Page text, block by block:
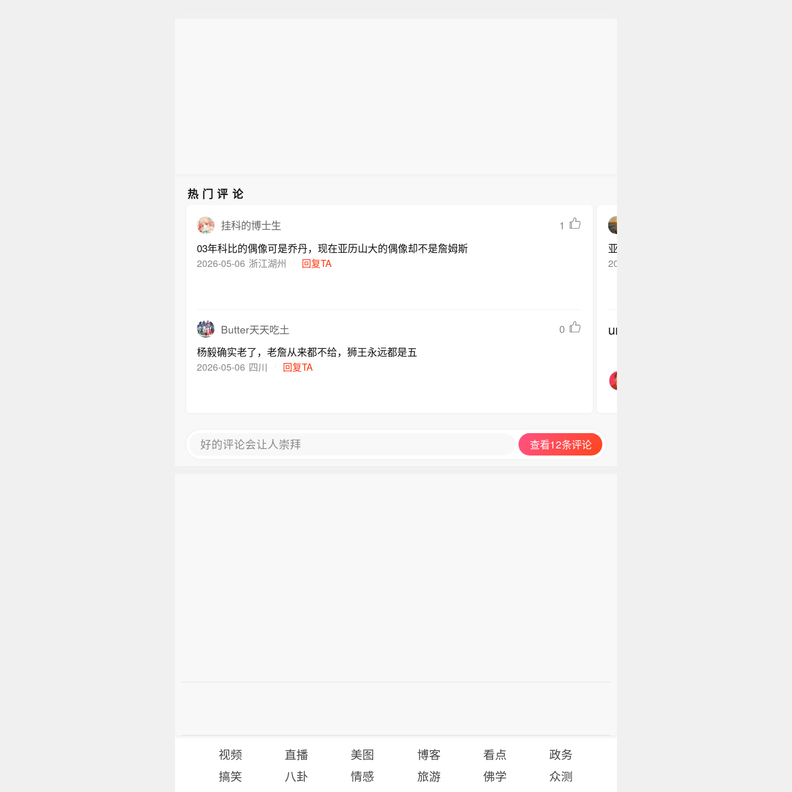
热门评论
挂科的博士生
1
03年科比的偶像可是乔丹，现在亚历山大的偶像却不是詹姆斯
2026-05-06 浙江湖州 回复TA
Butter天天吃土
0
杨毅确实老了，老詹从来都不给，狮王永远都是五
2026-05-06 四川 回复TA
亚历山大向历史顶尖球星表达敬意
2026-05-06
undefined
好的评论会让人崇拜 查看12条评论
视频 直播 美图 博客 看点
政务
搞笑
八卦 情感 旅游 佛学 众测